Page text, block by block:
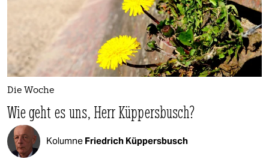
Die Woche
Wie geht es uns, Herr Küppersbusch?
Kolumne Friedrich Küppersbusch